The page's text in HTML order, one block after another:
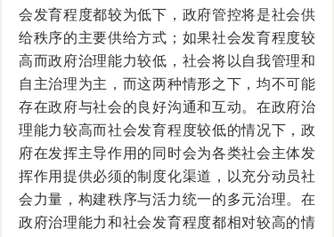
会发育程度都较为低下，政府管控将是社会供
给秩序的主要供给方式；如果社会发育程度较
高而政府治理能力较低，社会将以自我管理和
自主治理为主，而这两种情形之下，均不可能
存在政府与社会的良好沟通和互动。在政府治
理能力较高而社会发育程度较低的情况下，政
府在发挥主导作用的同时会为各类社会主体发
挥作用提供必须的制度化渠道，以充分动员社
会力量，构建秩序与活力统一的多元治理。在
政府治理能力和社会发育程度都相对较高的情